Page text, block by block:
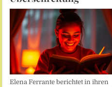
Elena Ferrante berichtet in ihren